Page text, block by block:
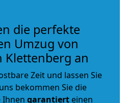
die perfekte
Umzug von
Klettenberg an
Zeit und lassen Sie
bekommen Sie die
Ihnen garantiert einen